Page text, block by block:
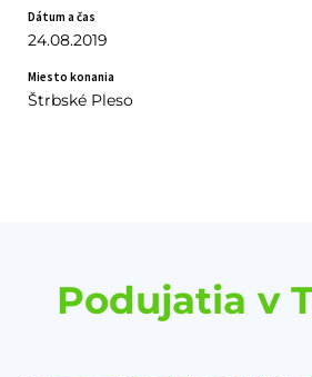
Dátum a čas
24.08.2019
Miesto konania
Štrbské Pleso
Podujatia v